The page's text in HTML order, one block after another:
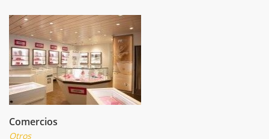
Comercios
Otros